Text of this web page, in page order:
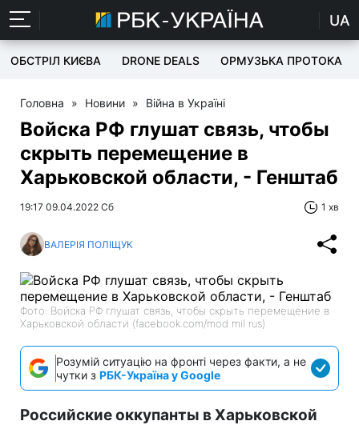
UA
ОБСТРІЛ КИЄВА DRONE DEALS ОРМУЗЬКА ПРОТОКА
Головна » Новини » Війна в Україні
Войска РФ глушат связь, чтобы
скрыть перемещение в
Харьковской области, - Генштаб
19:17 09.04.2022 Сб 1 хв
ВАЛЕРІЯ ПОЛІЩУК
Фото: Войска РФ глушат связь, чтобы скрыть перемещение в
Харьковской области (facebook.com/mod mil rus)
Розумій ситуацію на фронті через факти, а не
чутки з РБК-Україна у Google
Российские оккупанты в Харьковской